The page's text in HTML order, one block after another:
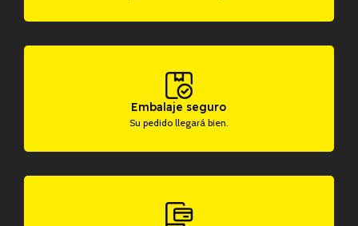
Embalaje seguro
Su pedido llegará bien.